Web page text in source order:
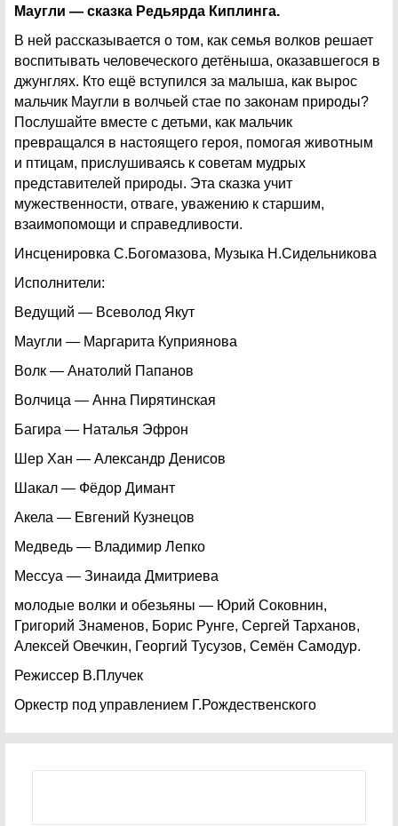
Маугли — сказка Редьярда Киплинга.
В ней рассказывается о том, как семья волков решает
воспитывать человеческого детёныша, оказавшегося в
джунглях. Кто ещё вступился за малыша, как вырос
мальчик Маугли в волчьей стае по законам природы?
Послушайте вместе с детьми, как мальчик
превращался в настоящего героя, помогая животным
и птицам, прислушиваясь к советам мудрых
представителей природы. Эта сказка учит
мужественности, отваге, уважению к старшим,
взаимопомощи и справедливости.
Инсценировка С.Богомазова, Музыка Н.Сидельникова
Исполнители:
Ведущий — Всеволод Якут
Маугли — Маргарита Куприянова
Волк — Анатолий Папанов
Волчица — Анна Пирятинская
Багира — Наталья Эфрон
Шер Хан — Александр Денисов
Шакал — Фёдор Димант
Акела — Евгений Кузнецов
Медведь — Владимир Лепко
Мессуа — Зинаида Дмитриева
молодые волки и обезьяны — Юрий Соковнин,
Григорий Знаменов, Борис Рунге, Сергей Тарханов,
Алексей Овечкин, Георгий Тусузов, Семён Самодур.
Режиссер В.Плучек
Оркестр под управлением Г.Рождественского